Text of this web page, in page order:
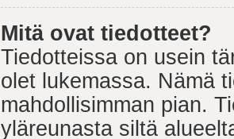
Mitä ovat tiedotteet?
Tiedotteissa on usein
olet lukemassa. Nämä
mahdollisimman pian.
yläreunasta siltä